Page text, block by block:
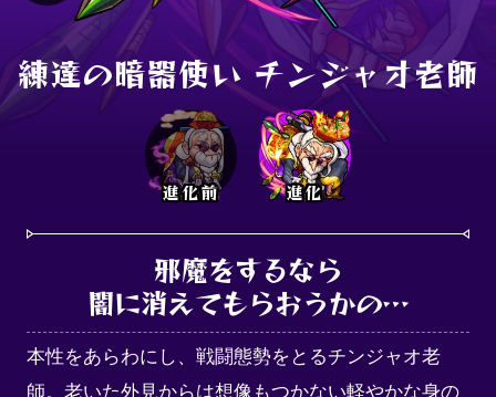
練達の暗器使い チンジャオ老師
進化前 進化
邪魔をするなら
闇に消えてもらおうかの…
本性をあらわにし、戦闘態勢をとるチンジャオ老
師。老いた外見からは想像もつかない軽やかな身の